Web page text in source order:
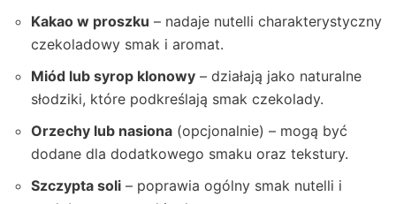
Kakao w proszku – nadaje nutelli charakterystyczny
czekoladowy smak i aromat.
Miód lub syrop klonowy – działają jako naturalne
słodziki, które podkreślają smak czekolady.
Orzechy lub nasiona (opcjonalnie) – mogą być
dodane dla dodatkowego smaku oraz tekstury.
Szczypta soli – poprawia ogólny smak nutelli i